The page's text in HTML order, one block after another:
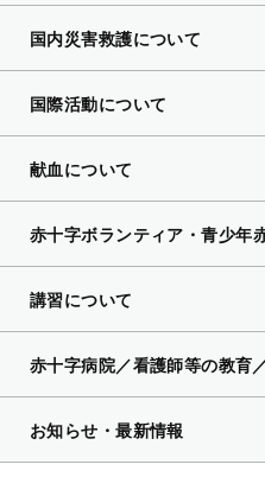
国内災害救護について
国際活動について
献血について
赤十字ボランティア・青少年
講習について
赤十字病院／看護師等の教育
お知らせ・最新情報